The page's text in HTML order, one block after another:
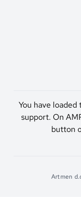
You have
support. On
button
Artmen